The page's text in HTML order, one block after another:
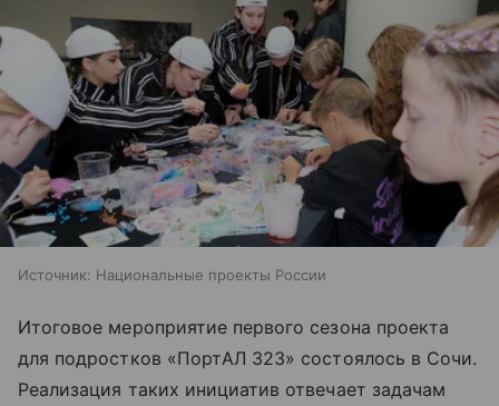
Источник: Национальные проекты России
Итоговое мероприятие первого сезона проекта
для подростков «ПортАЛ 323» состоялось в Сочи.
Реализация таких инициатив отвечает задачам